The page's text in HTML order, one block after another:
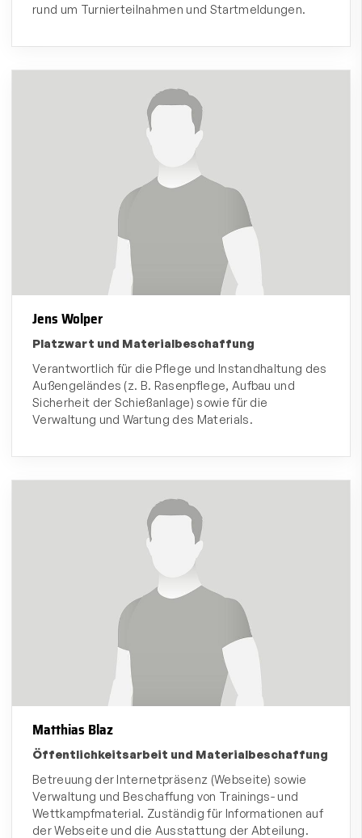
rund um Turnierteilnahmen und Startmeldungen.
Jens Wolper
Platzwart und Materialbeschaffung
Verantwortlich für die Pflege und Instandhaltung des
Außengeländes (z. B. Rasenpflege, Aufbau und
Sicherheit der Schießanlage) sowie für die
Verwaltung und Wartung des Materials.
Matthias Blaz
Öffentlichkeitsarbeit und Materialbeschaffung
Betreuung der Internetpräsenz (Webseite) sowie
Verwaltung und Beschaffung von Trainings- und
Wettkampfmaterial. Zuständig für Informationen auf
der Webseite und die Ausstattung der Abteilung.